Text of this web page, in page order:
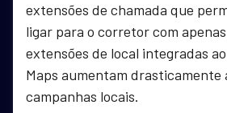
extensões de chamada que
ligar para o corretor com
extensões de local integradas ao
Maps aumentam drasticamente
campanhas locais.